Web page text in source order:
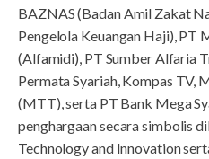
BAZNAS (Badan Amil Zakat
Pengelola Keuangan Haji), PT
(Alfamidi), PT Sumber Alfaria
Permata Syariah, Kompas TV,
(MTT), serta PT Bank Mega
penghargaan secara simbolis
Technology and Innovation